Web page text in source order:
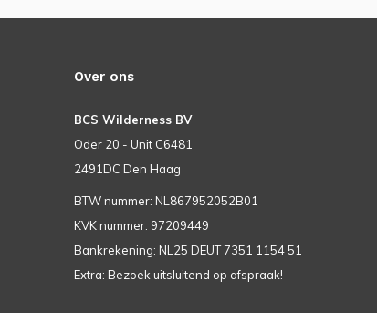
Over ons
BCS Wilderness BV
Oder 20 - Unit C6481
2491DC Den Haag
BTW nummer: NL867952052B01
KVK nummer: 97209449
Bankrekening: NL25 DEUT 7351 1154 51
Extra: Bezoek uitsluitend op afspraak!